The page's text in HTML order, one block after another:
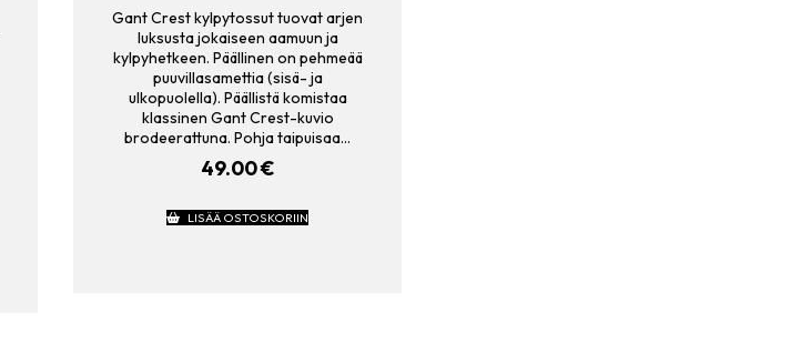
Gant Crest kylpytossut tuovat arjen
luksusta jokaiseen aamuun ja
kylpyhetkeen. Päällinen on pehmeää
puuvillasamettia (sisä- ja
ulkopuolella). Päällistä komistaa
klassinen Gant Crest-kuvio
brodeerattuna. Pohja taipuisaa…
49.00€
LISÄÄ OSTOSKORIIN